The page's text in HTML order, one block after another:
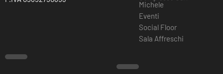
Michele
Eventi
Social Floor
Sala Affreschi